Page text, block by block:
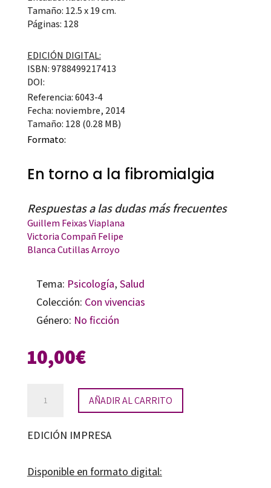
Tamaño: 12.5 x 19 cm.
Páginas: 128
EDICIÓN DIGITAL:
ISBN: 9788499217413
DOI:
Referencia: 6043-4
Fecha: noviembre, 2014
Tamaño: 128 (0.28 MB)
Formato:
En torno a la fibromialgia
Respuestas a las dudas más frecuentes
Guillem Feixas Viaplana
Victoria Compañ Felipe
Blanca Cutillas Arroyo
Tema: Psicología, Salud
Colección: Con vivencias
Género: No ficción
10,00€
a
fibromialgia
AÑADIR AL CARRITO
EDICIÓN IMPRESA
Disponible en formato digital: